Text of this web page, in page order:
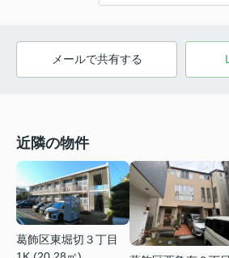
メールで共有する
近隣の物件
葛飾区東堀切３丁目